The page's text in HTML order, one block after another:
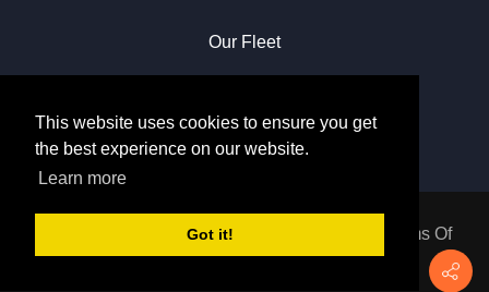
This website uses cookies to ensure you get
the best experience on our website.
Learn more
Got it!
Our Fleet
Contact us
| Privacy Statement
Terms Of